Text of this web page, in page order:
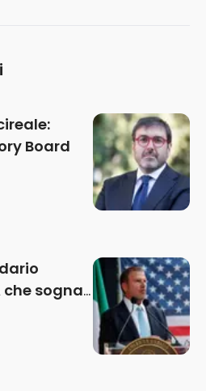
Board
che sogna
in Italia